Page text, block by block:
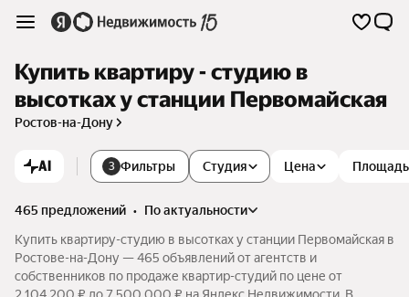
Купить квартиру - студию в
высотках у станции Первомайская
Ростов-на-Дону
AI 3 Фильтры Студия Цена Площадь
465 предложений •
по актуальности
Купить квартиру-студию в высотках у станции Первомайская в
Ростове-на-Дону — 465 объявлений от агентств и
собственников по продаже квартир-студий по цене от